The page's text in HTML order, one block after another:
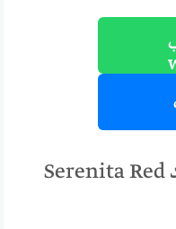
المرافق والخدمات في كمبوند Serenita Red